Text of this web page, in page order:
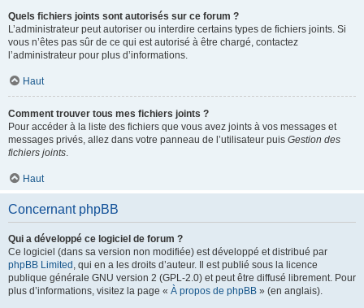
Quels fichiers joints sont autorisés sur ce forum ?
L’administrateur peut autoriser ou interdire certains types de fichiers joints. Si
vous n’êtes pas sûr de ce qui est autorisé à être chargé, contactez
l’administrateur pour plus d’informations.
Haut
Comment trouver tous mes fichiers joints ?
Pour accéder à la liste des fichiers que vous avez joints à vos messages et
messages privés, allez dans votre panneau de l’utilisateur puis Gestion des
fichiers joints.
Haut
Concernant phpBB
Qui a développé ce logiciel de forum ?
Ce logiciel (dans sa version non modifiée) est développé et distribué par
phpBB Limited , qui en a les droits d’auteur. Il est publié sous la licence
publique générale GNU version 2 (GPL-2.0) et peut être diffusé librement. Pour
plus d’informations, visitez la page « À propos de phpBB » (en anglais).